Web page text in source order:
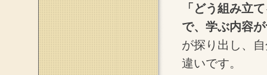
「どう組み立
で、学ぶ内容
が探り出し、
違いです。